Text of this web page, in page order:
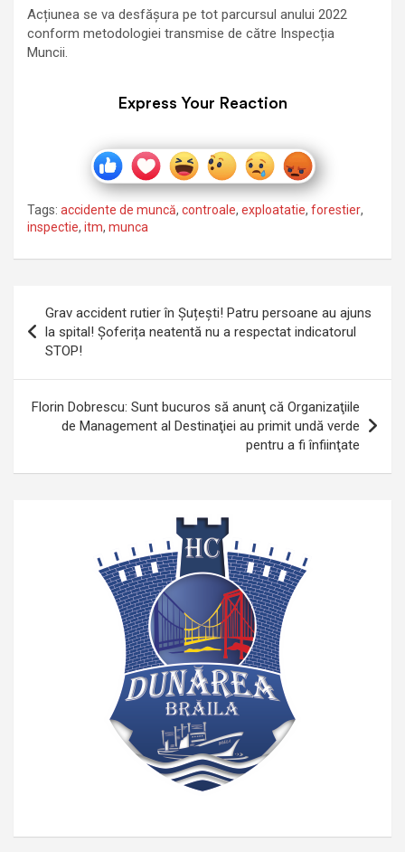
Acțiunea se va desfășura pe tot parcursul anului 2022
conform metodologiei transmise de către Inspecția
Muncii.
Express Your Reaction
Tags: accidente de muncă, controale, exploatatie, forestier,
inspectie, itm, munca
în
articole
Grav accident rutier în Șuțești! Patru persoane au ajuns
la spital! Șoferița neatentă nu a respectat indicatorul
STOP!
Florin Dobrescu: Sunt bucuros să anunţ că Organizaţiile
de Management al Destinaţiei au primit undă verde
pentru a fi înfiinţate